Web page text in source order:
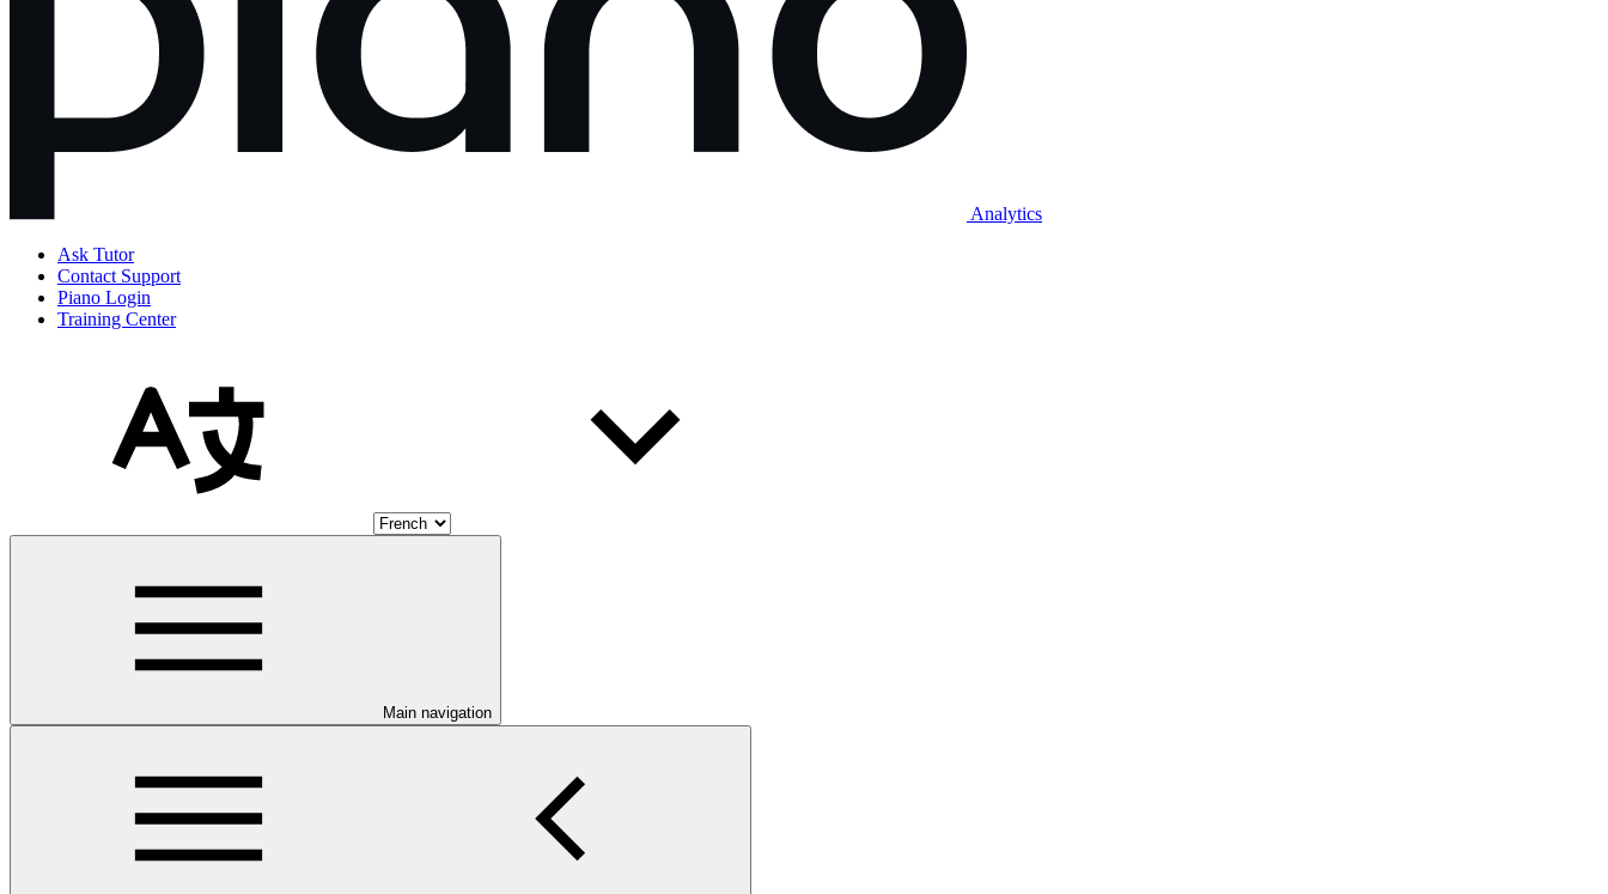
Analytics
Ask Tutor
Contact Support
Piano Login
Training Center
Main navigation